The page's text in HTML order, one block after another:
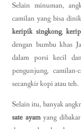
Selain minuman,
camilan yang bisa
keripik singkong,
dengan bumbu khas
dalam porsi kecil
pengunjung,
secangkir kopi atau teh.
Selain itu, banyak
sate ayamyang